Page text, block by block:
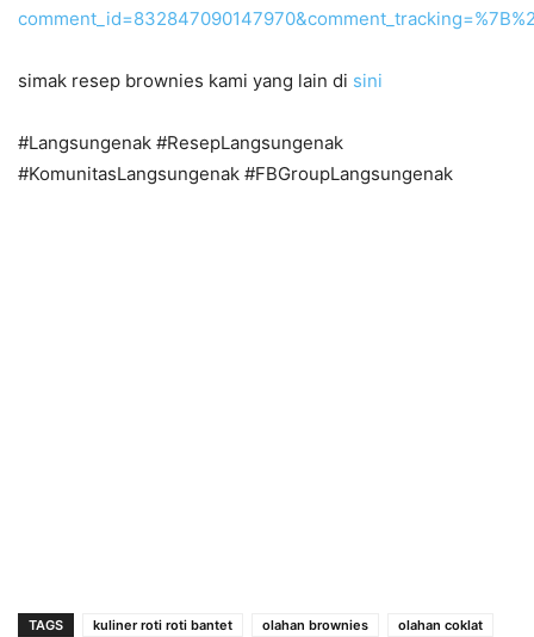
simak resep brownies kami yang lain di sini
#Langsungenak #ResepLangsungenak
#KomunitasLangsungenak #FBGroupLangsungenak
TAGS kuliner roti roti bantet olahan brownies
olahan coklat